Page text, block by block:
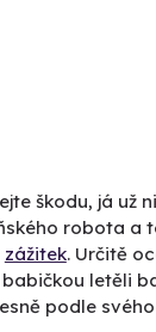
škodu, já už
robota a
zážitek. Určitě
letěli
podle